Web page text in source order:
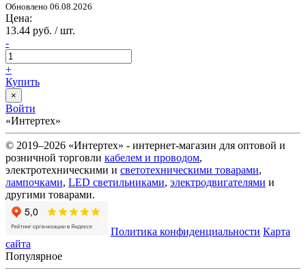
Обновлено 06.08.2026
Цена:
13.44 руб. / шт.
-
+
Купить
×
Войти
«Интертех»
© 2019–2026 «Интертех» - интернет-магазин для оптовой и
розничной торговли кабелем и проводом,
электротехническими и светотехническими товарами,
лампочками, LED светильниками, электродвигателями и
другими товарами.
Политика конфиденциальности Карта
сайта
Популярное